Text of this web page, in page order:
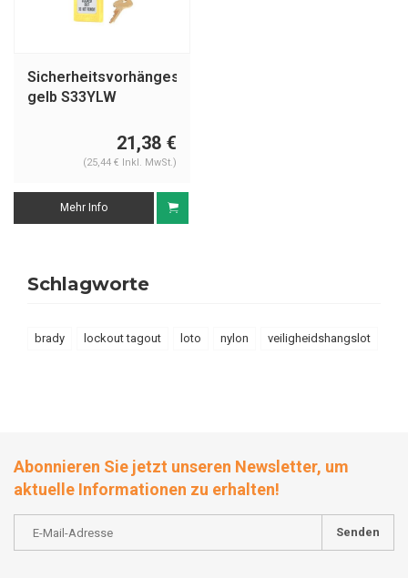
Sicherheitsvorhängeschloss
gelb S33YLW
21,38 €
(25,44 € Inkl. MwSt.)
Mehr Info
Schlagworte
brady lockout tagout loto nylon veiligheidshangslot
Abonnieren Sie jetzt unseren Newsletter, um
aktuelle Informationen zu erhalten!
Senden